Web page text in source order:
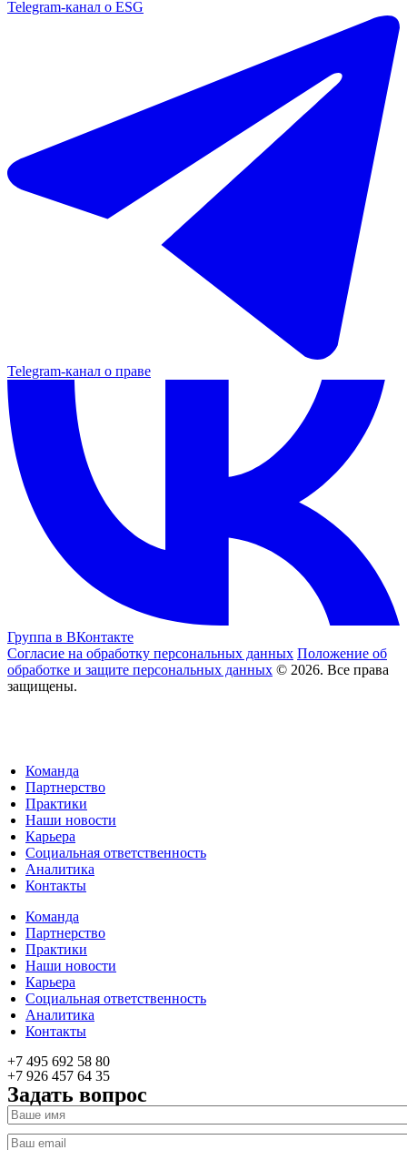
Telegram-канал о ESG
Telegram-канал о праве
Группа в ВКонтакте
Согласие на обработку персональных данных Положение об
обработке и защите персональных данных © 2026. Все права
защищены.
Команда
Партнерство
Практики
Наши новости
Карьера
Социальная ответственность
Аналитика
Контакты
Команда
Партнерство
Практики
Наши новости
Карьера
Социальная ответственность
Аналитика
Контакты
+7 495 692 58 80
+7 926 457 64 35
Задать вопрос